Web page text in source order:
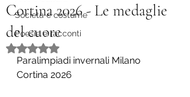
Società e costume
Poesie e racconti
Cortina 2026 - Le medaglie
del cuore
Valutazione NaN stelle su 5.
Paralimpiadi invernali Milano
Cortina 2026